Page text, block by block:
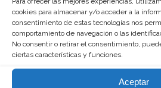
cookies para almacenar y/o acceder a la
consentimiento de estas tecnologías nos
comportamiento de navegación o las
No consentir o retirar el consentimiento,
ciertas características y funciones.
Aceptar
Existen muchas opiniones en
Anillos, cada quien tiene su
Leer más
27 €
Ver producto